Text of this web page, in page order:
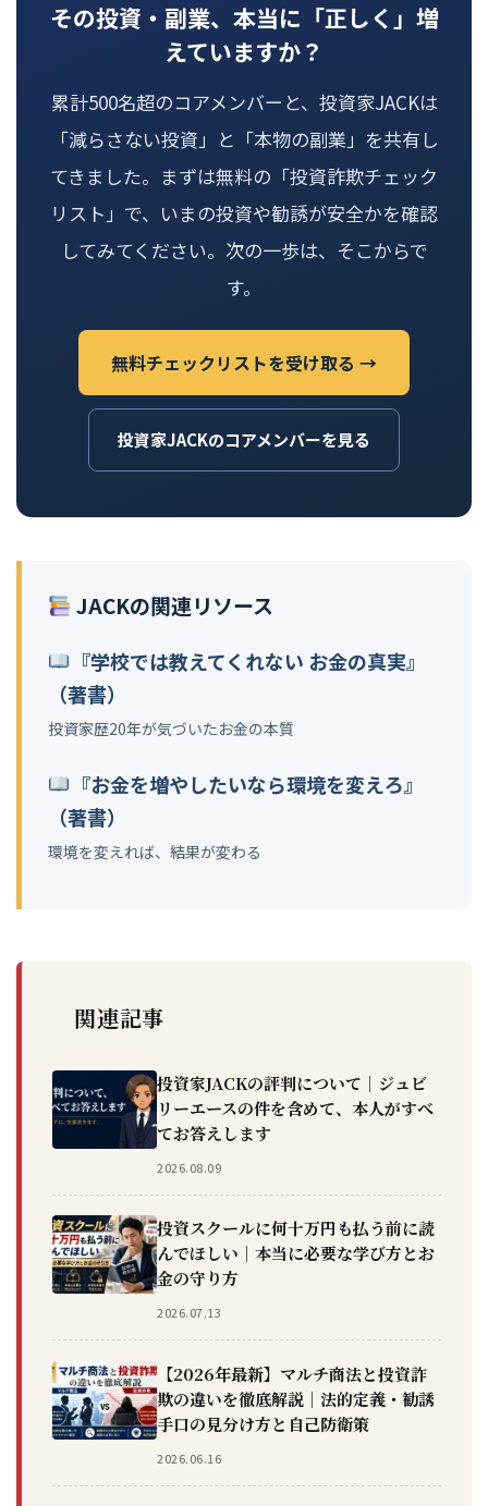
その投資・副業、本当に「正しく」増
えていますか？
累計500名超のコアメンバーと、投資家JACKは
「減らさない投資」と「本物の副業」を共有し
てきました。まずは無料の「投資詐欺チェック
リスト」で、いまの投資や勧誘が安全かを確認
してみてください。次の一歩は、そこからで
す。
無料チェックリストを受け取る →
投資家JACKのコアメンバーを見る
JACKの関連リソース
『学校では教えてくれない お金の真実』
（著書）
投資家歴20年が気づいたお金の本質
『お金を増やしたいなら環境を変えろ』
（著書）
環境を変えれば、結果が変わる
関連記事
投資家JACKの評判について｜ジュビ
リーエースの件を含めて、本人がすべ
てお答えします
2026.08.09
投資スクールに何十万円も払う前に読
んでほしい｜本当に必要な学び方とお
金の守り方
2026.07.13
【2026年最新】マルチ商法と投資詐
欺の違いを徹底解説｜法的定義・勧誘
手口の見分け方と自己防衛策
2026.06.16